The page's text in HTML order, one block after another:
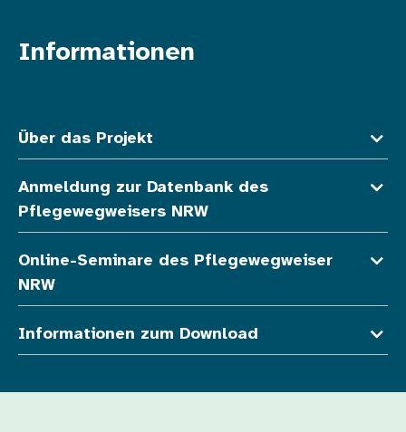
Informationen
Über das Projekt
Anmeldung zur Datenbank des
Pflegewegweisers NRW
Online-Seminare des Pflegewegweiser
NRW
Informationen zum Download